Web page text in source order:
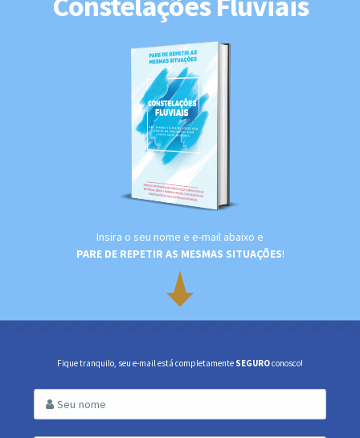
Insira o seu nome e e-mail abaixo e
PARE DE REPETIR AS MESMAS SITUAÇÕES!
Fique tranquilo, seu e-mail está completamente SEGUROconosco!